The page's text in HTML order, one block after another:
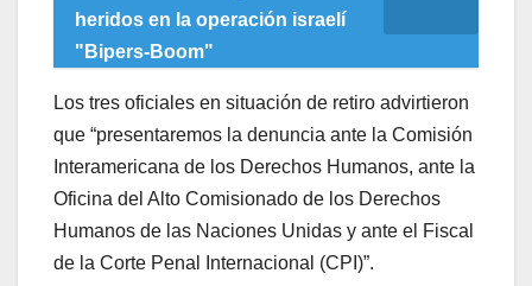
heridos en la operación israelí
"Bipers-Boom"
Los tres oficiales en situación de retiro advirtieron
que “presentaremos la denuncia ante la Comisión
Interamericana de los Derechos Humanos, ante la
Oficina del Alto Comisionado de los Derechos
Humanos de las Naciones Unidas y ante el Fiscal
de la Corte Penal Internacional (CPI)”.